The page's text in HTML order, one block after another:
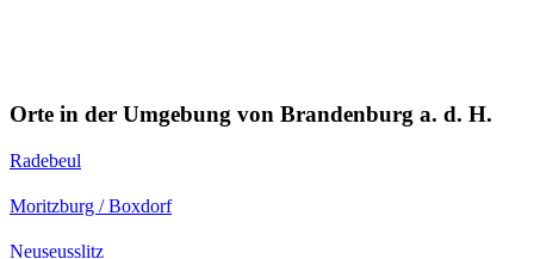
Orte in der Umgebung von Brandenburg a. d. H.
Radebeul
Moritzburg / Boxdorf
Neuseusslitz